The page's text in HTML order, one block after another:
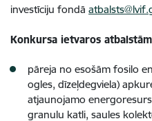
investīciju fondā
Konkursa ietvaros
pāreja no esošām fosilo
ogles, dīzeļdegviela)
atjaunojamo
granulu katli, saules